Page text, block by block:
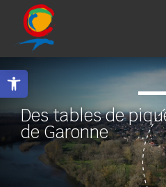
content
Ouvrir la barre d’outils
Des tables de
de Garonne